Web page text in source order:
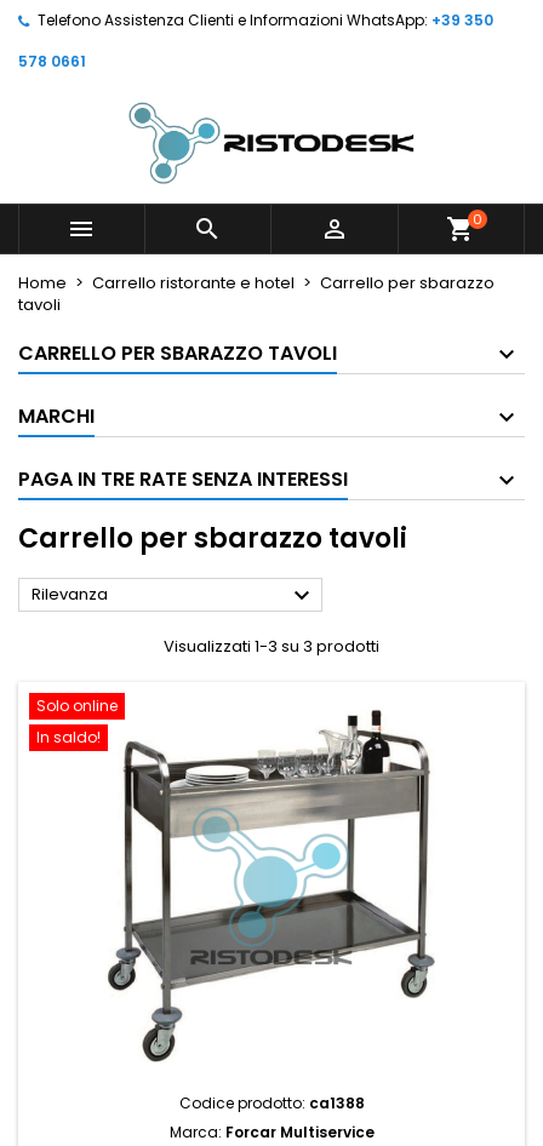
Telefono Assistenza Clienti e Informazioni WhatsApp: +39 350
578 0661
   shopping_cart0
Home Carrello ristorante e hotel
Carrello per sbarazzo
tavoli
CARRELLO PER SBARAZZO TAVOLI
MARCHI
PAGA IN TRE RATE SENZA INTERESSI
Carrello per sbarazzo tavoli
Rilevanza 
Visualizzati 1-3 su 3 prodotti
Solo online
In saldo!
Codice prodotto: ca1388
Marca: Forcar Multiservice